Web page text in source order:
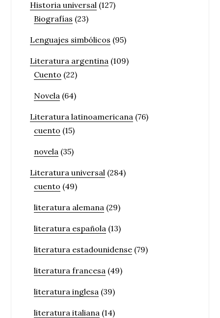
Historia universal (127)
Biografías (23)
Lenguajes simbólicos (95)
Literatura argentina (109)
Cuento (22)
Novela (64)
Literatura latinoamericana (76)
cuento (15)
novela (35)
Literatura universal (284)
cuento (49)
literatura alemana (29)
literatura española (13)
literatura estadounidense (79)
literatura francesa (49)
literatura inglesa (39)
literatura italiana (14)